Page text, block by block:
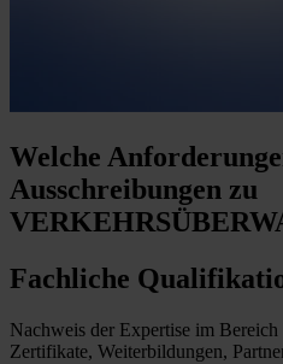
Welche
Ausschreibungen zu
Fachliche
Nachweis der Expertise im
Zertifikate, Weiterbildungen,